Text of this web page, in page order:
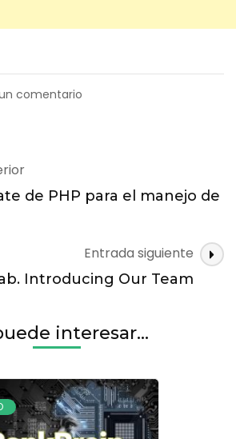
comentario
un
de PHP para el manejo de
Entrada siguiente
Introducing Our Team
interesar...